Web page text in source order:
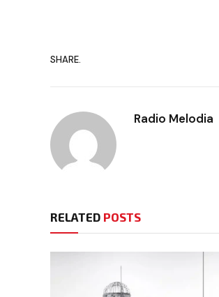
SHARE.
Radio Melodia
RELATED POSTS